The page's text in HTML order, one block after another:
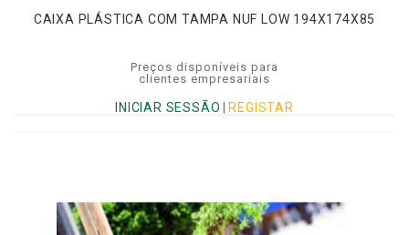
CAIXA PLÁSTICA COM TAMPA NUF LOW 194X174X85
Preços disponíveis para
clientes empresariais
INICIAR SESSÃO REGISTAR